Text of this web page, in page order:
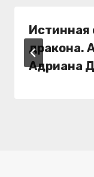
Истинная
дракона.
Адриана